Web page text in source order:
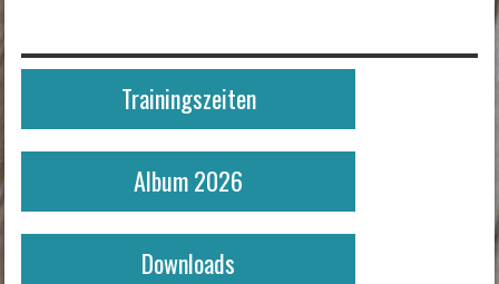
Trainingszeiten
Album 2026
Downloads